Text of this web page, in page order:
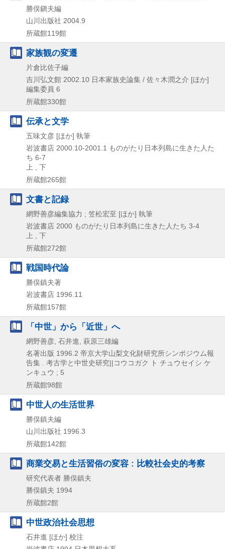
勝俣鎭夫編
山川出版社 2004.9
所蔵館119館
家族観の変遷
片倉比佐子編
吉川弘文館 2002.10 日本家族史論集 / 佐々木潤之介 [ほか]
編集委員 6
所蔵館330館
伝承と文学
五味文彦 [ほか] 執筆
岩波書店 2000.10-2001.1 ものがたり日本列島に生きた人た
ち 6-7
上 , 下
所蔵館265館
文書と記録
網野善彦編集協力 ; 笠松宏至 [ほか] 執筆
岩波書店 2000 ものがたり日本列島に生きた人たち 3-4
上 , 下
所蔵館272館
戦国時代論
勝俣鎮夫著
岩波書店 1996.11
所蔵館157館
「中世」から「近世」へ
網野善彦, 石井進, 萩原三雄編
名著出版 1996.2 帝京大学山梨文化財研究所シンポジウム報
告集 . 考古学と中世史研究||コウコガク ト チュウセイシ ケ
ンキュウ ; 5
所蔵館98館
中世人の生活世界
勝俣鎮夫編
山川出版社 1996.3
所蔵館142館
商業交易と生活習俗の変容 : 比較社会史的考察
研究代表者 勝俣鎮夫
勝俣鎮夫 1994
所蔵館2館
中世政治社会思想
石井進 [ほか] 校注